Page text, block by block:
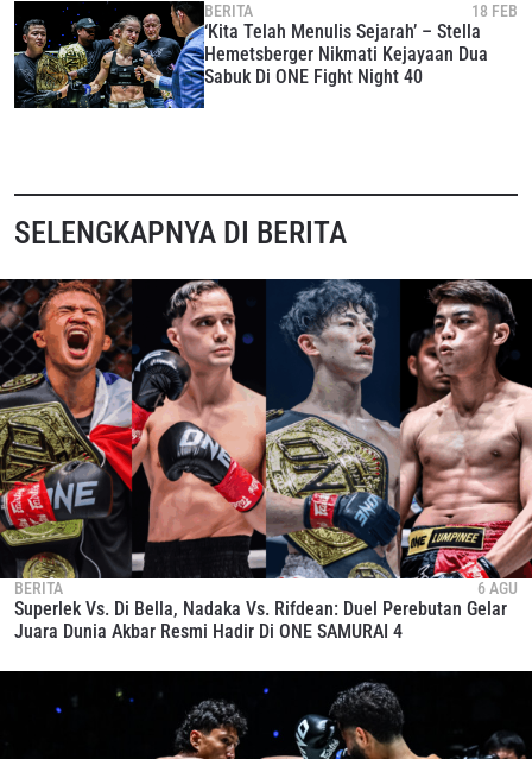
BERITA 18 FEB
‘Kita Telah Menulis Sejarah’ – Stella
Hemetsberger Nikmati Kejayaan Dua
Sabuk Di ONE Fight Night 40
SELENGKAPNYA DI BERITA
BERITA 6 AGU
Superlek Vs. Di Bella, Nadaka Vs. Rifdean: Duel Perebutan Gelar
Juara Dunia Akbar Resmi Hadir Di ONE SAMURAI 4